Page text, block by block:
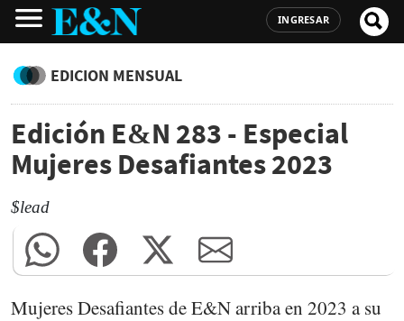
INGRESAR
EDICION MENSUAL
Edición E&N 283 - Especial
Mujeres Desafiantes 2023
$lead
Mujeres Desafiantes de E&N arriba en 2023 a su